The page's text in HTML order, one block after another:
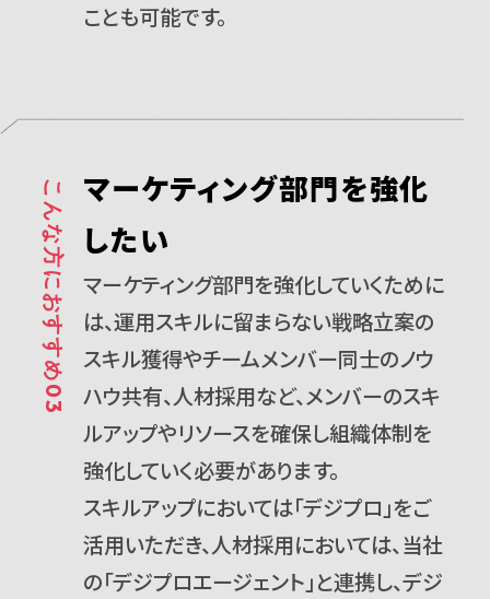
ことも可能です。
こんな方におすすめ03 マーケティング部門を強化
したい
マーケティング部門を強化していくために
は、運用スキルに留まらない戦略立案の
スキル獲得やチームメンバー同士のノウ
ハウ共有、人材採用など、メンバーのスキ
ルアップやリソースを確保し組織体制を
強化していく必要があります。
スキルアップにおいては「デジプロ」をご
活用いただき、人材採用においては、当社
の「デジプロエージェント」と連携し、デジ